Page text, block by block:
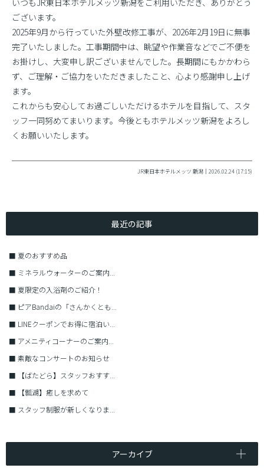
いつもJR東日本ホテルメッツ新潟をご利用いただき、ありがとう
ございます。
2025年9月から行っていた外壁改修工事が、2026年2月19日に無事
完了いたしました。工事期間中は、眺望や作業音などでご不便を
お掛けし、大変申し訳ございませんでした。長期間にもかかわら
ず、ご理解・ご協力をいただきましたこと、心より感謝申し上げ
ます。
これからも安心してお過ごしいただけるホテルを目指して、スタ
ッフ一同努めてまいります。今後ともホテルメッツ新潟をよろし
くお願いいたします。
JR東日本ホテルメッツ 新潟｜2026.02.24 (17:15)
最近の記事
■ 夏のおすすめ品
■ ミネラルウォーターのご案内...
■ 夏限定の入浴剤のご紹介！
■ ピアBandaiの「さんかくとも...
■ LINEクーポンでお得に宿泊い...
■ アメニティコーナーのご案内...
■ 素敵なコンサートのお知らせ
■
【ばたどら】スタッフおすす...
■
【瓢湖】癒しを求めて
■ スタッフ制服が新しくなりま...
アーカイブ